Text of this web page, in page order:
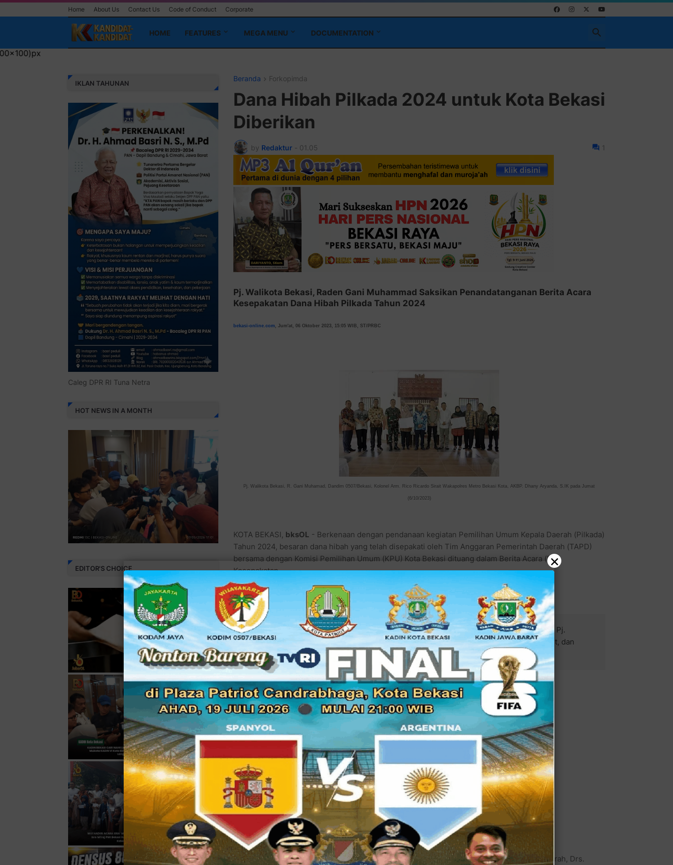
Home About Us Contact Us Code of Conduct Corporate
HOME FEATURES MEGA MENU DOCUMENTATION
Beranda Forkopimda
Dana Hibah Pilkada 2024 untuk Kota Bekasi
Diberikan
by Redaktur - 01.05 1
Pj. Walikota Bekasi, Raden Gani Muhammad Saksikan Penandatanganan Berita Acara
Kesepakatan Dana Hibah Pilkada Tahun 2024
bekasi-online.com, Jum'at, 06 Oktober 2023, 15:05 WIB, ST/PRBC
Pj. Walikota Bekasi, R. Gani Muhamad, Dandim 0507/Bekasi, Kolonel Arm. Rico Ricardo Sirait Wakapolres Metro Bekasi Kota, AKBP. Dhany Aryanda, S.IK pada Jumat
(6/10/2023)
KOTA BEKASI, bksOL - Berkenaan dengan pendanaan kegiatan Pemilihan Umum Kepala Daerah (Pilkada)
Tahun 2024, besaran dana hibah yang telah disepakati oleh Tim Anggaran Pemerintah Daerah (TAPD)
bersama dengan Komisi Pemilihan Umum (KPU) Kota Bekasi dituang dalam Berita Acara (BA)
Kesepakatan.
Kesepakatan Bersama antar Parpol yang penandatanganannya disaksikan langsung oleh Pj.
Walikota Bekasi, R. Gani Muhamad, Dandim 0507/Bekasi, Kolonel Arm. Rico Ricardo Sirait, dan
Wakapolres Metro Bekasi Kota, AKBP. Dhany Aryanda, S.IK pada Jum'at (06/10).
BA tersebut ditandatangani oleh Ketua TAPD Pemerintah Kota Bekasi, yakni Sekretaris Daerah, Drs.
IKLAN TAHUNAN
Caleg DPR RI Tuna Netra
HOT NEWS IN A MONTH
EDITOR'S CHOICE ×